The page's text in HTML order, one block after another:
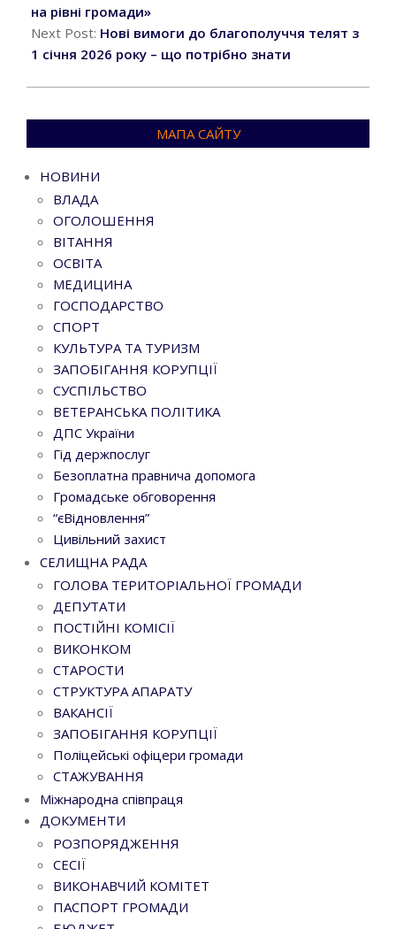
на рівні громади»
Next Post: Нові вимоги до благополуччя телят з
1 січня 2026 року – що потрібно знати
МАПА САЙТУ
НОВИНИ
ВЛАДА
ОГОЛОШЕННЯ
ВІТАННЯ
ОСВІТА
МЕДИЦИНА
ГОСПОДАРСТВО
СПОРТ
КУЛЬТУРА ТА ТУРИЗМ
ЗАПОБІГАННЯ КОРУПЦІЇ
СУСПІЛЬСТВО
ВЕТЕРАНСЬКА ПОЛІТИКА
ДПС України
Гід держпослуг
Безоплатна правнича допомога
Громадське обговорення
“єВідновлення”
Цивільний захист
СЕЛИЩНА РАДА
ГОЛОВА ТЕРИТОРІАЛЬНОЇ ГРОМАДИ
ДЕПУТАТИ
ПОСТІЙНІ КОМІСІЇ
ВИКОНКОМ
СТАРОСТИ
СТРУКТУРА АПАРАТУ
ВАКАНСІЇ
ЗАПОБІГАННЯ КОРУПЦІЇ
Поліцейські офіцери громади
СТАЖУВАННЯ
Міжнародна співпраця
ДОКУМЕНТИ
РОЗПОРЯДЖЕННЯ
СЕСІЇ
ВИКОНАВЧИЙ КОМІТЕТ
ПАСПОРТ ГРОМАДИ